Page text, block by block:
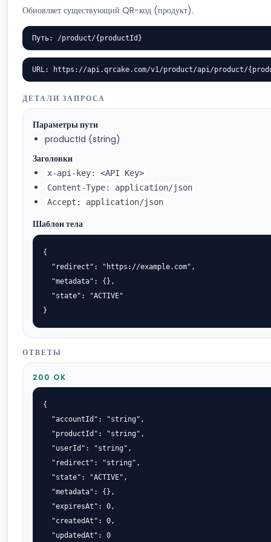
Обновляет существующий QR-код (продукт).
Путь: /product/{productId}
URL: https://api.qrcake.com/v1/product/api/product/
ДЕТАЛИ ЗАПРОСА
Параметры пути
productId (string)
Заголовки
x-api-key: <API Key>
Content-Type: application/json
Accept: application/json
Шаблон тела
{
  "redirect": "https://example.com",
  "metadata": {},
  "state": "ACTIVE"
}
ОТВЕТЫ
200 OK
{
  "accountId": "string",
  "productId": "string",
  "userId": "string",
  "redirect": "string",
  "state": "ACTIVE",
  "metadata": {},
  "expiresAt": 0,
  "createdAt": 0,
  "updatedAt": 0